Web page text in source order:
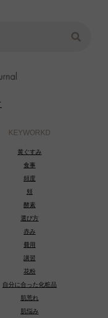
KEYWORKD
黄ぐすみ
食事
頻度
頬
酵素
選び方
赤み
費用
講習
花粉
自分に合った化粧品
肌荒れ
肌悩み